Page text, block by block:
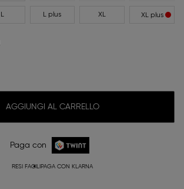
L L plus XL XL plus
AGGIUNGI AL CARRELLO
Paga con
RESI FACILI PAGA CON KLARNA